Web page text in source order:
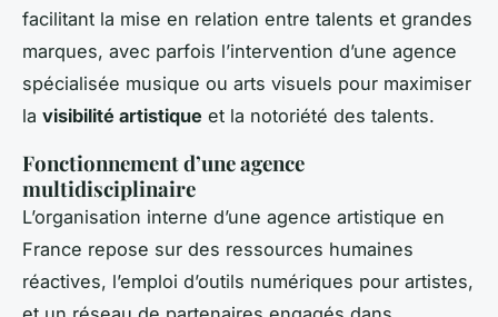
facilitant la mise en relation entre talents et grandes
marques, avec parfois l’intervention d’une agence
spécialisée musique ou arts visuels pour maximiser
la visibilité artistique et la notoriété des talents.
Fonctionnement d’une agence
multidisciplinaire
L’organisation interne d’une agence artistique en
France repose sur des ressources humaines
réactives, l’emploi d’outils numériques pour artistes,